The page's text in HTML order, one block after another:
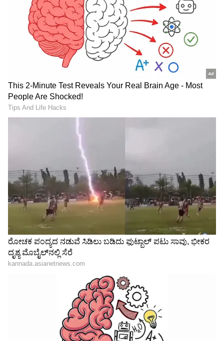
Related Articles
ಲಂಚದ ಹಣದೊಂದಿಗೆ ಲೋಕಾಯುಕ್ತ ಬಲೆಗೆ ಬಿದ್ದ
ಮಹಿಳಾ ಸರ್ವೇಯರ್; ಚಿಕ್ಕಮಗಳೂರಿನ
ಮೂಡಿಗೆರೆಯಲ್ಲಿ ಹೈಡ್ರಾಮಾ!
ಮಂಡ್ಯದಲ್ಲಿ ಜಮೀನು ಪೋಡಿ ಮಾಡಿಕೊಡಲು ಲಂಚ
ವಸೂಲಿ; ರೆಡ್‌ಹ್ಯಾಂಡ್ ಆಗಿ ಲೋಕಾಯುಕ್ತ ಬಲೆಗೆ ಬಿದ್ದ
ಆರ್‌ಐ ಮಧುಸೂದನ್!